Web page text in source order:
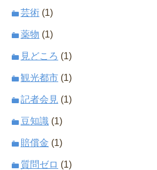
芸術 (1)
薬物 (1)
見どころ (1)
観光都市 (1)
記者会見 (1)
豆知識 (1)
賠償金 (1)
質問ゼロ (1)